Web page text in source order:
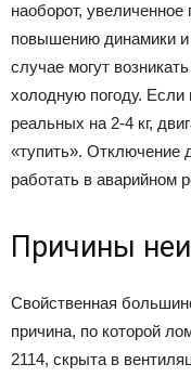
наоборот,
повышению динамики
случае могут
холодную погоду. Если
реальных на 2-4 кг,
«тупить». Отключение
работать в аварийном
Причины
Свойственная
причина, по которой
2114, скрыта в